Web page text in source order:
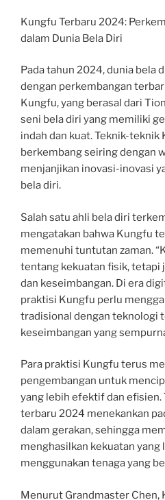
Kungfu Terbaru 2024:
dalam Dunia Bela Diri
Pada tahun 2024, dunia bela
dengan perkembangan
Kungfu, yang berasal dari
seni bela diri yang memiliki
indah dan kuat. Teknik-teknik
berkembang seiring dengan
menjanjikan inovasi-inovasi
bela diri.
Salah satu ahli bela diri
mengatakan bahwa Kungfu
memenuhi tuntutan zaman.
tentang kekuatan fisik, tetapi
dan keseimbangan. Di era
praktisi Kungfu perlu
tradisional dengan teknologi
keseimbangan yang
Para praktisi Kungfu terus
pengembangan untuk
yang lebih efektif dan
terbaru 2024 menekankan
dalam gerakan, sehingga
menghasilkan kekuatan yang
menggunakan tenaga yang
Menurut Grandmaster